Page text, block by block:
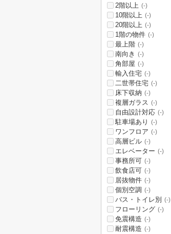
2階以上 (-)
10階以上 (-)
20階以上 (-)
1階の物件 (-)
最上階 (-)
南向き (-)
角部屋 (-)
輸入住宅 (-)
二世帯住宅 (-)
床下収納 (-)
複層ガラス (-)
自由設計対応 (-)
駐車場あり (-)
ワンフロア (-)
高層ビル (-)
エレベーター (-)
事務所可 (-)
飲食店可 (-)
居抜物件 (-)
個別空調 (-)
バス・トイレ別 (-)
フローリング (-)
免震構造 (-)
耐震構造 (-)